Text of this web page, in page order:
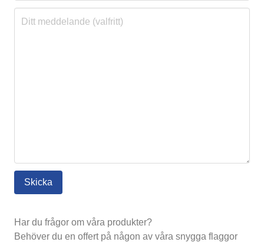
Har du frågor om våra produkter?
Behöver du en offert på någon av våra snygga flaggor